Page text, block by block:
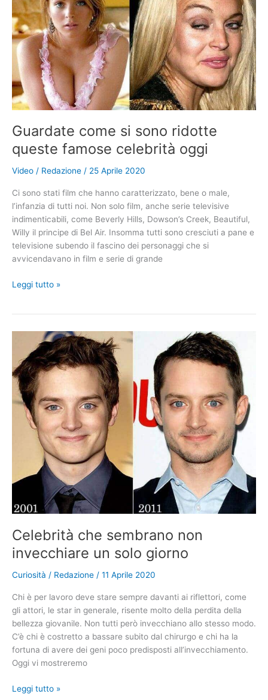
piccoli.
Questo
ci
fa
capire
che
con
il
tempo
si
puo’
migliorare
Guardate come si sono ridotte
queste famose celebrità oggi
Video / Redazione / 25 Aprile 2020
Ci sono stati film che hanno caratterizzato, bene o male,
l’infanzia di tutti noi. Non solo film, anche serie televisive
indimenticabili, come Beverly Hills, Dowson’s Creek, Beautiful,
Willy il principe di Bel Air. Insomma tutti sono cresciuti a pane e
televisione subendo il fascino dei personaggi che si
avvicendavano in film e serie di grande
Guardate
queste
famose
celebrità
oggi
Leggi tutto »
Celebrità che sembrano non
invecchiare un solo giorno
Curiosità / Redazione / 11 Aprile 2020
Chi è per lavoro deve stare sempre davanti ai riflettori, come
gli attori, le star in generale, risente molto della perdita della
bellezza giovanile. Non tutti però invecchiano allo stesso modo.
C’è chi è costretto a bassare subito dal chirurgo e chi ha la
fortuna di avere dei geni poco predisposti all’invecchiamento.
Oggi vi mostreremo
Celebrità
Leggi tutto »